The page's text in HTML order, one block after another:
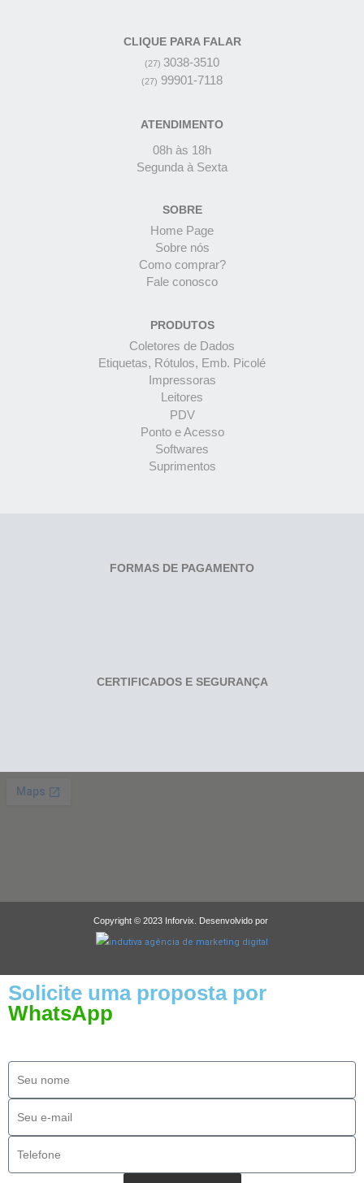
CLIQUE PARA FALAR
(27) 3038-3510
(27) 99901-7118
ATENDIMENTO
08h às 18h
Segunda à Sexta
SOBRE
Home Page
Sobre nós
Como comprar?
Fale conosco
PRODUTOS
Coletores de Dados
Etiquetas, Rótulos, Emb. Picolé
Impressoras
Leitores
PDV
Ponto e Acesso
Softwares
Suprimentos
FORMAS DE PAGAMENTO
CERTIFICADOS E SEGURANÇA
Copyright © 2023 Inforvix. Desenvolvido por
Solicite uma proposta por
WhatsApp